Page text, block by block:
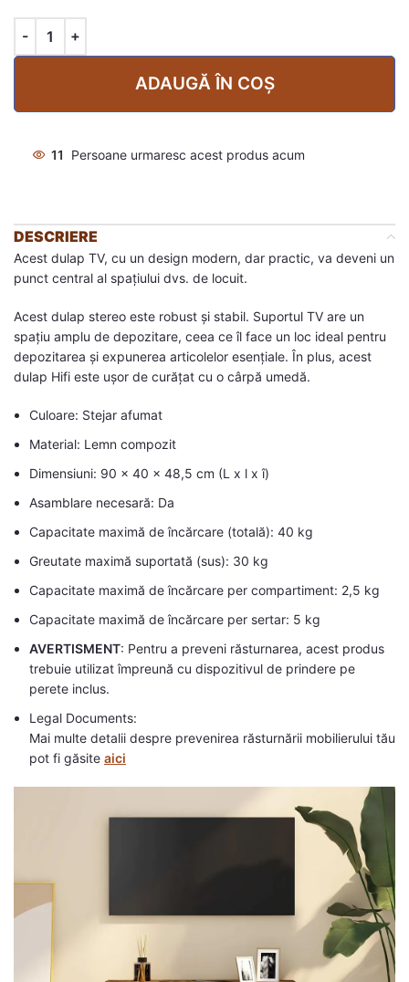
ADAUGĂ ÎN COȘ
11 Persoane urmaresc acest produs acum
DESCRIERE
Acest dulap TV, cu un design modern, dar practic, va deveni un
punct central al spațiului dvs. de locuit.
Acest dulap stereo este robust și stabil. Suportul TV are un
spațiu amplu de depozitare, ceea ce îl face un loc ideal pentru
depozitarea și expunerea articolelor esențiale. În plus, acest
dulap Hifi este ușor de curățat cu o cârpă umedă.
Culoare: Stejar afumat
Material: Lemn compozit
Dimensiuni: 90 x 40 x 48,5 cm (L x l x î)
Asamblare necesară: Da
Capacitate maximă de încărcare (totală): 40 kg
Greutate maximă suportată (sus): 30 kg
Capacitate maximă de încărcare per compartiment: 2,5 kg
Capacitate maximă de încărcare per sertar: 5 kg
AVERTISMENT: Pentru a preveni răsturnarea, acest produs
trebuie utilizat împreună cu dispozitivul de prindere pe
perete inclus.
Legal Documents:
Mai multe detalii despre prevenirea răsturnării mobilierului tău
pot fi găsite aici